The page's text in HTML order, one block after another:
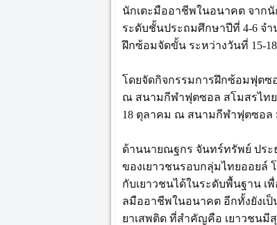
นักเตะมืออาชีพในอนาคต จากนั
ระดับชั้นประถมศึกษาปีที่ 4-6 จ
ฝึกซ้อมจัดขั้น ระหว่างวันที่ 15-
โดยจัดกิจกรรมการฝึกซ้อมฟุตซ
ณ สนามกีฬาฟุตซอล สโมสรไทย
18 ตุลาคม ณ สนามกีฬาฟุตซอล
ด้านนายณฐกร จันทร์ทรัพย์ ปร
ของเยาวชนรอบกลุ่มไทยออยล์
กับเยาวชนได้ในระดับพื้นฐาน เ
ลมืออาชีพในอนาคต อีกทั้งยังเป็
ยาเสพติด ที่สำคัญคือ เยาวชนมี